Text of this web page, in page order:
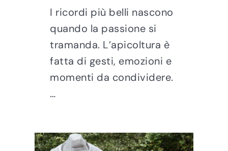
I ricordi più belli nascono
quando la passione si
tramanda. L’apicoltura è
fatta di gesti, emozioni e
momenti da condividere.
…